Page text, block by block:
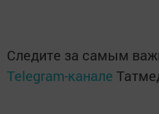
Следите за самым
Telegram-канале